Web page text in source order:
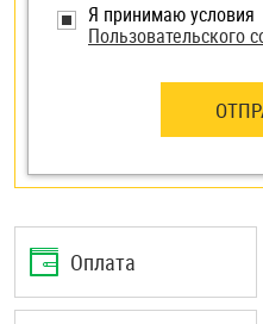
Я принимаю условия
Пользовательского
Оплата